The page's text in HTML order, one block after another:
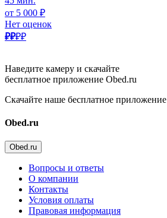
от 5 000 ₽
Нет оценок
₽₽₽₽
Наведите камеру и скачайте
бесплатное приложение Obed.ru
Скачайте наше бесплатное приложение
Obed.ru
Obed.ru
Вопросы и ответы
О компании
Контакты
Условия оплаты
Правовая информация